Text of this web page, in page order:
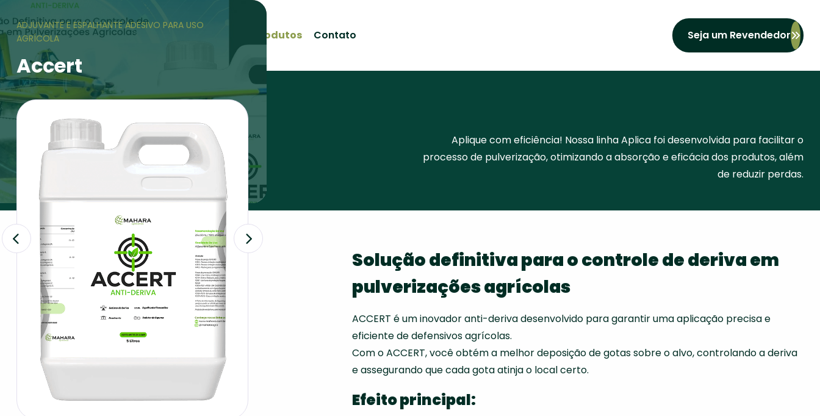
Principal Produtos Contato Seja um Revendedor
Principal
Linha Aplica
Aplique com eficiência! Nossa linha Aplica foi desenvolvida para facilitar o
processo de pulverização, otimizando a absorção e eficácia dos produtos, além
de reduzir perdas.
ADJUVANTE E ESPALHANTE ADESIVO PARA USO
AGRÍCOLA
Accert
Solução definitiva para o controle de deriva em
pulverizações agrícolas
ACCERT é um inovador anti-deriva desenvolvido para garantir uma aplicação precisa e
eficiente de defensivos agrícolas.
Com o ACCERT, você obtém a melhor deposição de gotas sobre o alvo, controlando a deriva
e assegurando que cada gota atinja o local certo.
Efeito principal: